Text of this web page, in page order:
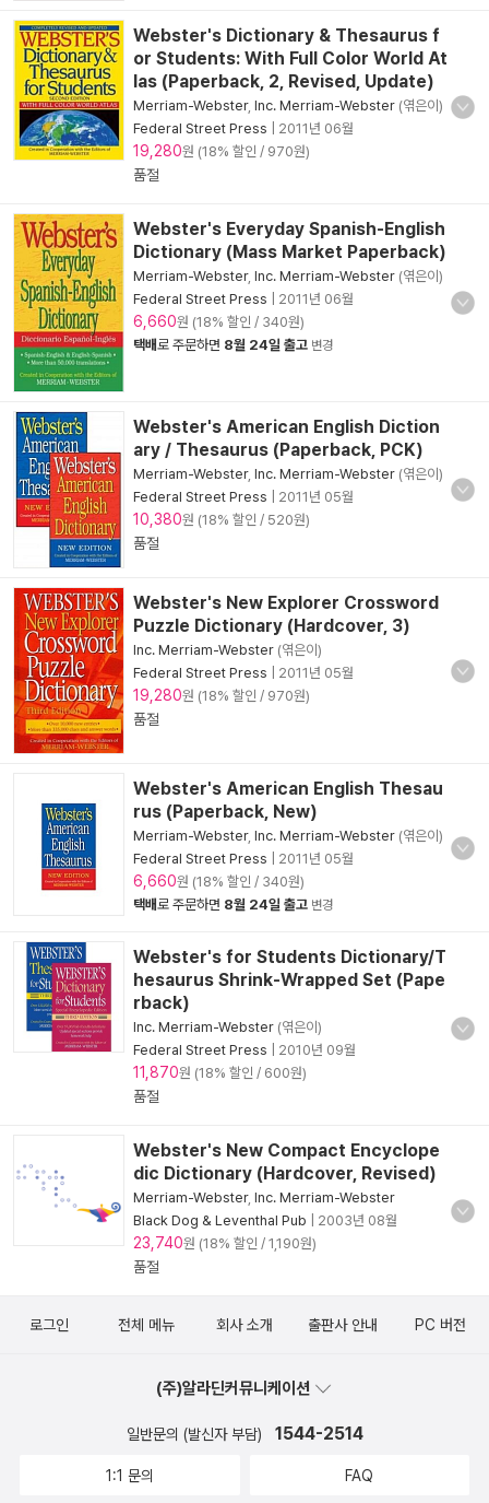
Webster's Dictionary & Thesaurus f
or Students: With Full Color World At
las (Paperback, 2, Revised, Update)
Merriam-Webster, Inc. Merriam-Webster (엮은이)
Federal Street Press
2011년 06월
19,280원 (18% 할인 / 970원)
품절
Webster's Everyday Spanish-English
Dictionary (Mass Market Paperback)
Merriam-Webster, Inc. Merriam-Webster (엮은이)
Federal Street Press
2011년 06월
6,660원 (18% 할인 / 340원)
택배로 주문하면 8월 24일 출고 변경
Webster's American English Diction
ary / Thesaurus (Paperback, PCK)
Merriam-Webster, Inc. Merriam-Webster (엮은이)
Federal Street Press
2011년 05월
10,380원 (18% 할인 / 520원)
품절
Webster's New Explorer Crossword
Puzzle Dictionary (Hardcover, 3)
Inc. Merriam-Webster (엮은이)
Federal Street Press
2011년 05월
19,280원 (18% 할인 / 970원)
품절
Webster's American English Thesau
rus (Paperback, New)
Merriam-Webster, Inc. Merriam-Webster (엮은이)
Federal Street Press
2011년 05월
6,660원 (18% 할인 / 340원)
택배로 주문하면 8월 24일 출고 변경
Webster's for Students Dictionary/T
hesaurus Shrink-Wrapped Set (Pape
rback)
Inc. Merriam-Webster (엮은이)
Federal Street Press
2010년 09월
11,870원 (18% 할인 / 600원)
품절
Webster's New Compact Encyclope
dic Dictionary (Hardcover, Revised)
Merriam-Webster, Inc. Merriam-Webster
Black Dog & Leventhal Pub
2003년 08월
23,740원 (18% 할인 / 1,190원)
품절
로그인 전체 메뉴 회사 소개 출판사 안내 PC 버전
(주)알라딘커뮤니케이션
일반문의 (발신자 부담) 1544-2514
1:1 문의 FAQ